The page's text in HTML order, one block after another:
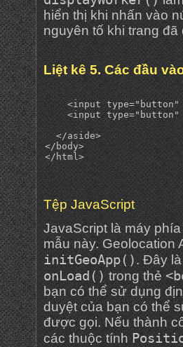
hiển thị khi nhấn vào
nguyên tố khi trang
Liệt kê 5. Các đầu
<input
<input
  </aside>
</body>
Tệp JavaScript
JavaScript là máy
mẫu này. Geolocation
initGeoApp(). Đây
onLoad()trong thẻ
bạn có thể sử dụng
duyệt của bạn có thể
được gọi. Nếu thành
các thuộc tính